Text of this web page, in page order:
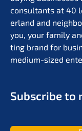
consul­tants at 40
er­land and
you, your family
ting brand for
medium-sized
Subscri­be to